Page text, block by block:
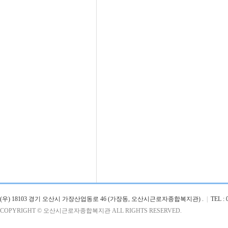
(우) 18103 경기 오산시 가장산업동로 46 (가장동, 오산시근로자종합복지관) .
TEL :
COPYRIGHT © 오산시근로자종합복지관 ALL RIGHTS RESERVED.